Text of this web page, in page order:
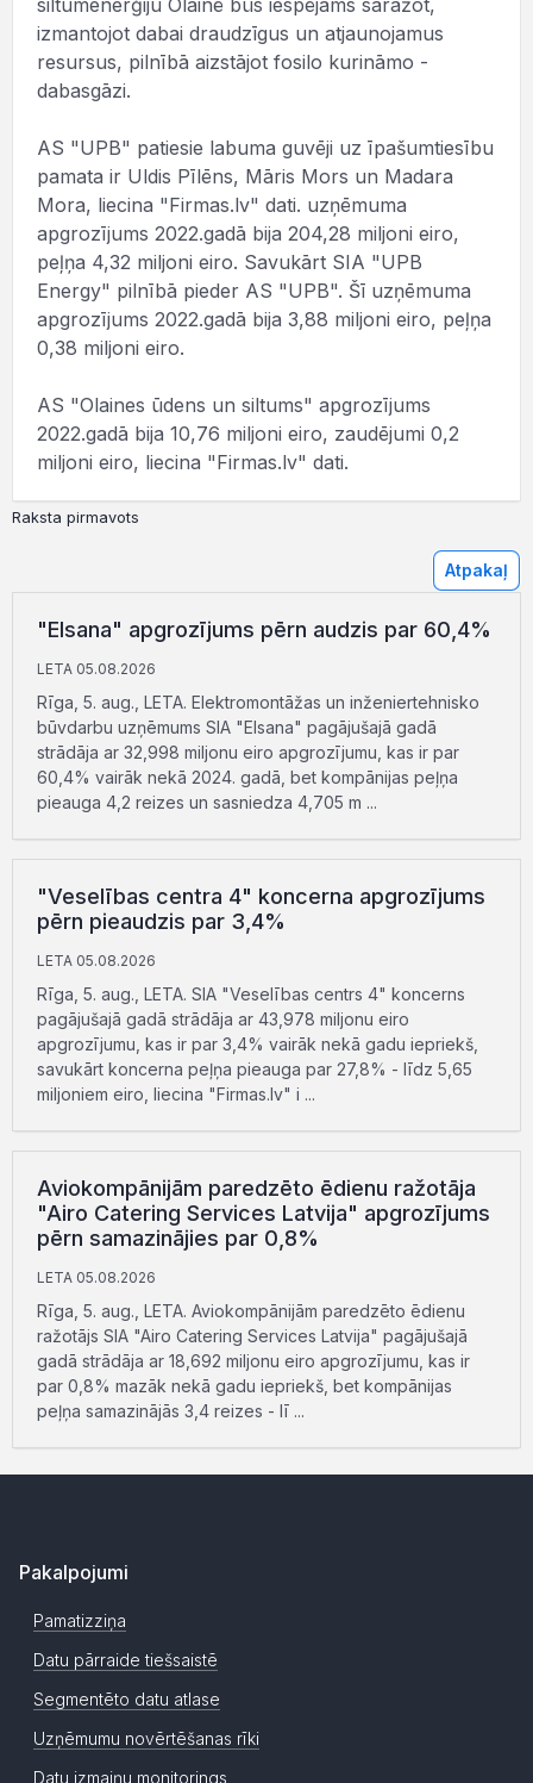
siltumenerģiju Olainē būs iespējams saražot,
izmantojot dabai draudzīgus un atjaunojamus
resursus, pilnībā aizstājot fosilo kurināmo -
dabasgāzi.
AS "UPB" patiesie labuma guvēji uz īpašumtiesību
pamata ir Uldis Pīlēns, Māris Mors un Madara
Mora, liecina "Firmas.lv" dati. uzņēmuma
apgrozījums 2022.gadā bija 204,28 miljoni eiro,
peļņa 4,32 miljoni eiro. Savukārt SIA "UPB
Energy" pilnībā pieder AS "UPB". Šī uzņēmuma
apgrozījums 2022.gadā bija 3,88 miljoni eiro, peļņa
0,38 miljoni eiro.
AS "Olaines ūdens un siltums" apgrozījums
2022.gadā bija 10,76 miljoni eiro, zaudējumi 0,2
miljoni eiro, liecina "Firmas.lv" dati.
Raksta pirmavots
Atpakaļ
"Elsana" apgrozījums pērn audzis par 60,4%
LETA 05.08.2026
Rīga, 5. aug., LETA. Elektromontāžas un inženiertehnisko
būvdarbu uzņēmums SIA "Elsana" pagājušajā gadā
strādāja ar 32,998 miljonu eiro apgrozījumu, kas ir par
60,4% vairāk nekā 2024. gadā, bet kompānijas peļņa
pieauga 4,2 reizes un sasniedza 4,705 m ...
"Veselības centra 4" koncerna apgrozījums
pērn pieaudzis par 3,4%
LETA 05.08.2026
Rīga, 5. aug., LETA. SIA "Veselības centrs 4" koncerns
pagājušajā gadā strādāja ar 43,978 miljonu eiro
apgrozījumu, kas ir par 3,4% vairāk nekā gadu iepriekš,
savukārt koncerna peļņa pieauga par 27,8% - līdz 5,65
miljoniem eiro, liecina "Firmas.lv" i ...
Aviokompānijām paredzēto ēdienu ražotāja
"Airo Catering Services Latvija" apgrozījums
pērn samazinājies par 0,8%
LETA 05.08.2026
Rīga, 5. aug., LETA. Aviokompānijām paredzēto ēdienu
ražotājs SIA "Airo Catering Services Latvija" pagājušajā
gadā strādāja ar 18,692 miljonu eiro apgrozījumu, kas ir
par 0,8% mazāk nekā gadu iepriekš, bet kompānijas
peļņa samazinājās 3,4 reizes - lī ...
Pakalpojumi
Pamatizziņa
Datu pārraide tiešsaistē
Segmentēto datu atlase
Uzņēmumu novērtēšanas rīki
Datu izmaiņu monitorings